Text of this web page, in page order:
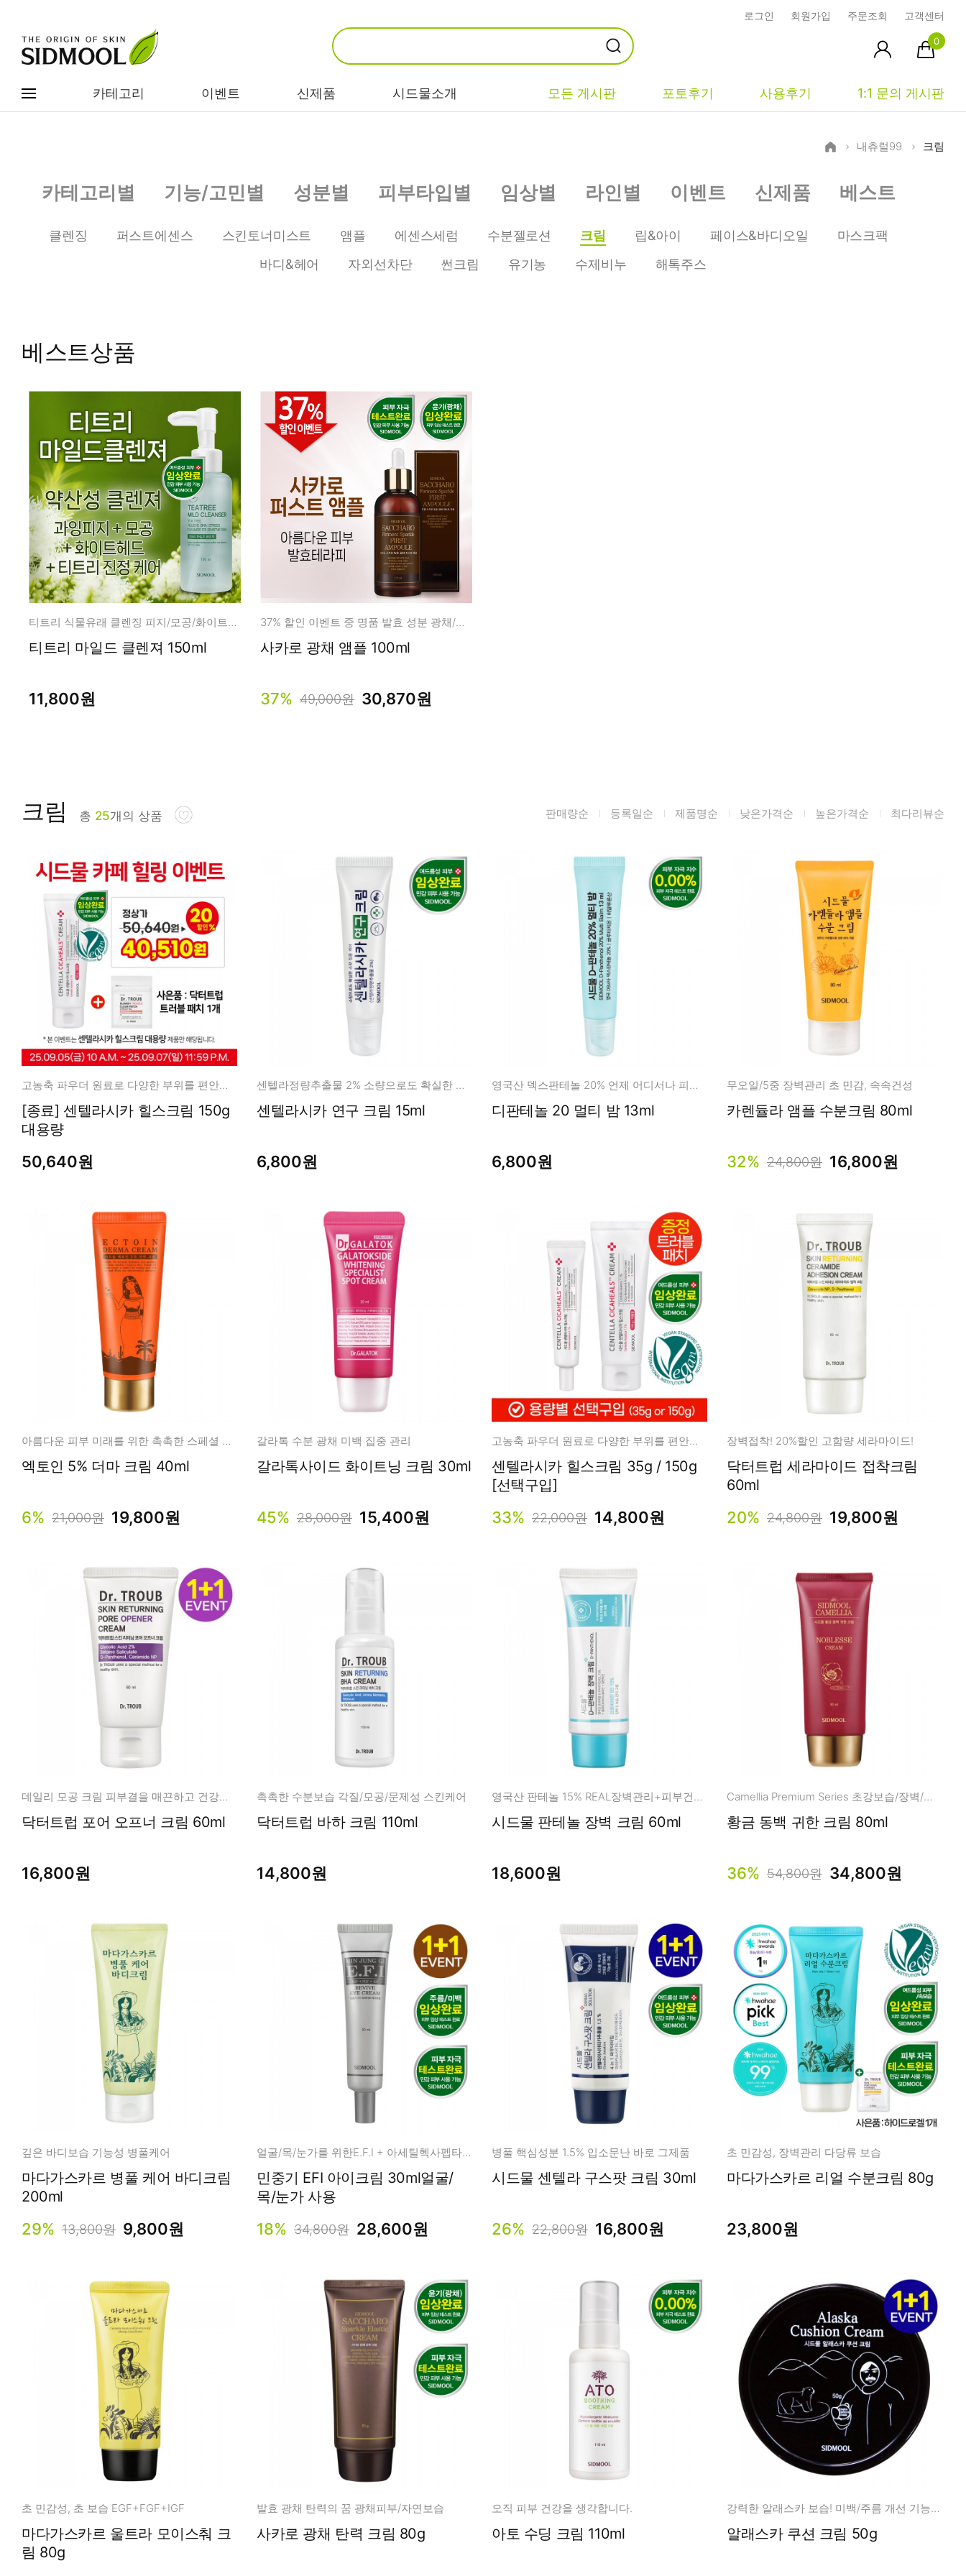
로그인 회원가입 주문조회 고객센터
0
카테고리 이벤트 신제품 시드물소개 모든 게시판 포토후기 사용후기 1:1 문의 게시판
카테고리별 베스트
이벤트
비누/클렌징
마스크/팩/필링
스킨/토너/미스
트
썬케어
바디/헤어/핸드/
풋
립/아이
소품
트러블/시카
민감/건조/속당
미백/화이트닝/
각질관리
장벽케어
무기자차
레이저관리
탈모케어
예비맘
미취학
청소년
EGF/FGF/IGF
콜라겐
히알루론산
중성
지성
시사모
상품문의
장바구니
내츄럴99 크림
카테고리별 기능/고민별 성분별 피부타입별 임상별 라인별 이벤트 신제품 베스트
클렌징 퍼스트에센스 스킨토너미스트 앰플 에센스세럼 수분젤로션 크림 립&아이 페이스&바디오일
마스크팩
바디&헤어
자외선차단 썬크림 유기농 수제비누 해톡주스
베스트상품
티트리 식물유래 클렌징 피지/모공/화이트헤드
티트리 마일드 클렌져 150ml
11,800원
37% 할인 이벤트 중 명품 발효 성분 광채/리뉴얼/보습
사카로 광채 앰플 100ml
37% 49,000원 30,870원
크림 총 25개의 상품 판매량순 등록일순 제품명순 낮은가격순 높은가격순 최다리뷰순
고농축 파우더 원료로 다양한 부위를 편안하고 깨끗하게
[종료] 센텔라시카 힐스크림 150g
대용량
50,640원
센텔라정량추출물 2% 소량으로도 확실한 스팟 집중 케어
센텔라시카 연구 크림 15ml
6,800원
영국산 덱스판테놀 20% 언제 어디서나 피부 장벽 관리!
디판테놀 20 멀티 밤 13ml
6,800원
무오일/5중 장벽관리 초 민감, 속속건성
카렌듈라 앰플 수분크림 80ml
32% 24,800원 16,800원
아름다운 피부 미래를 위한 촉촉한 스페셜 미라클케어
엑토인 5% 더마 크림 40ml
6% 21,000원 19,800원
갈라톡 수분 광채 미백 집중 관리
갈라톡사이드 화이트닝 크림 30ml
45% 28,000원 15,400원
고농축 파우더 원료로 다양한 부위를 편안하고 깨끗하게
센텔라시카 힐스크림 35g / 150g
[선택구입]
33% 22,000원 14,800원
장벽접착! 20%할인 고함량 세라마이드!
닥터트럽 세라마이드 접착크림
60ml
20% 24,800원 19,800원
데일리 모공 크림 피부결을 매끈하고 건강하게
닥터트럽 포어 오프너 크림 60ml
16,800원
촉촉한 수분보습 각질/모공/문제성 스킨케어
닥터트럽 바하 크림 110ml
14,800원
영국산 판테놀 15% REAL장벽관리+피부건강케어
시드물 판테놀 장벽 크림 60ml
18,600원
Camellia Premium Series 초강보습/장벽/탄력
황금 동백 귀한 크림 80ml
36% 54,800원 34,800원
깊은 바디보습 기능성 병풀케어
마다가스카르 병풀 케어 바디크림
200ml
29% 13,800원 9,800원
얼굴/목/눈가를 위한E.F.I + 아세틸헥사펩타이드-8 10ppm,64%
민중기 EFI 아이크림 30ml얼굴/
목/눈가 사용
18% 34,800원 28,600원
병풀 핵심성분 1.5% 입소문난 바로 그제품
시드물 센텔라 구스팟 크림 30ml
26% 22,800원 16,800원
초 민감성, 장벽관리 다당류 보습
마다가스카르 리얼 수분크림 80g
23,800원
초 민감성, 초 보습 EGF+FGF+IGF
마다가스카르 울트라 모이스춰 크
림 80g
발효 광채 탄력의 꿈 광채피부/자연보습
사카로 광채 탄력 크림 80g
오직 피부 건강을 생각합니다.
아토 수딩 크림 110ml
강력한 알래스카 보습! 미백/주름 개선 기능성 페이셜크림
알래스카 쿠션 크림 50g